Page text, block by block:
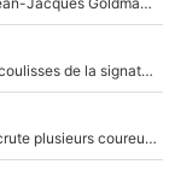
Le PSG comme seule option après Barcelone ? Les coulisses de la signature historique de Lionel Messi sont révélées au grand jour !
«Le budget a augmenté» : Decathlon-CMA CGM recrute plusieurs coureurs pour offrir à Paul Seixas une équipe pour gagner le Tour de France 2027